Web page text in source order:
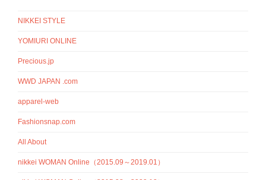
NIKKEI STYLE
YOMIURI ONLINE
Precious.jp
WWD JAPAN .com
apparel-web
Fashionsnap.com
All About
nikkei WOMAN Online（2015.09～2019.01）